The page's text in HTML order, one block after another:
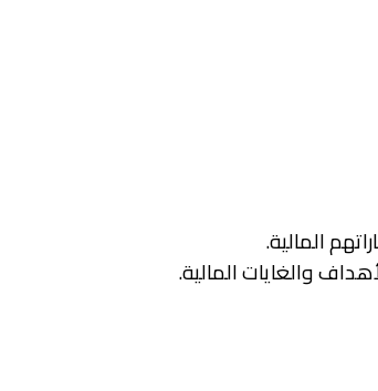
المالية.
الأهداف والغايات المالية.